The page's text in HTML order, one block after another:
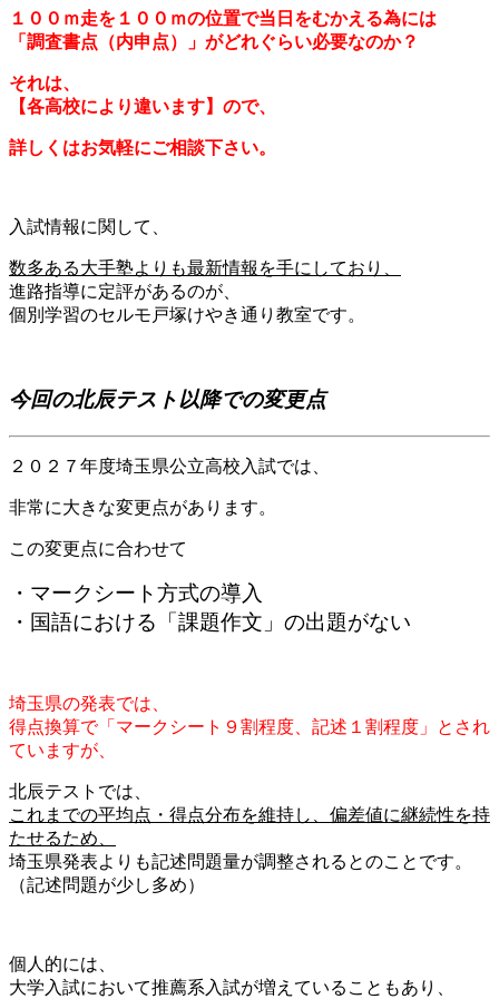
１００ｍ走を１００ｍの位置で当日をむかえる為には
「調査書点（内申点）」がどれぐらい必要なのか？
それは、
【各高校により違います】ので、
詳しくはお気軽にご相談下さい。
入試情報に関して、
数多ある大手塾よりも最新情報を手にしており、
進路指導に定評があるのが、
個別学習のセルモ戸塚けやき通り教室です。
今回の北辰テスト以降での変更点
２０２７年度埼玉県公立高校入試では、
非常に大きな変更点があります。
この変更点に合わせて
・マークシート方式の導入
・国語における「課題作文」の出題がない
埼玉県の発表では、
得点換算で「マークシート９割程度、記述１割程度」とされ
ていますが、
北辰テストでは、
これまでの平均点・得点分布を維持し、偏差値に継続性を持
たせるため、
埼玉県発表よりも記述問題量が調整されるとのことです。
（記述問題が少し多め）
個人的には、
大学入試において推薦系入試が増えていることもあり、